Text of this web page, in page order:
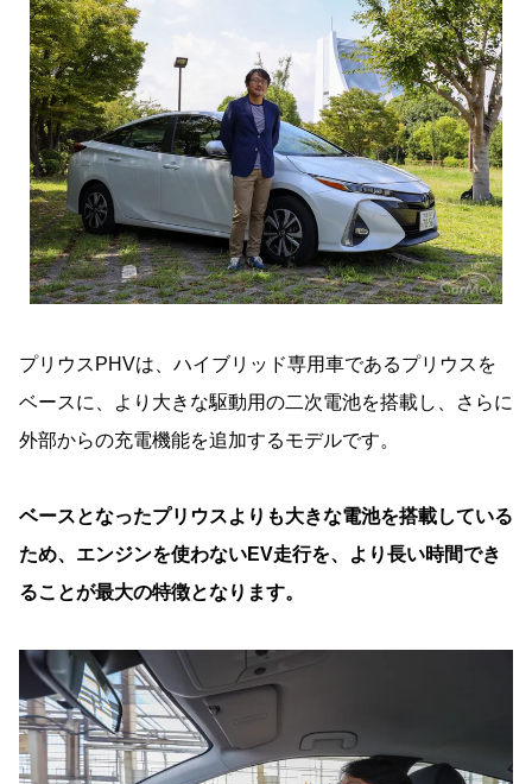
プリウスPHVは、ハイブリッド専用車であるプリウスを
ベースに、より大きな駆動用の二次電池を搭載し、さらに
外部からの充電機能を追加するモデルです。
ベースとなったプリウスよりも大きな電池を搭載している
ため、エンジンを使わないEV走行を、より長い時間でき
ることが最大の特徴となります。